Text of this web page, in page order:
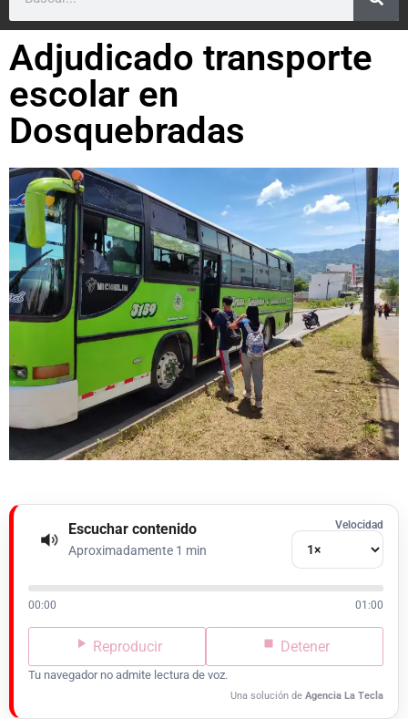
Adjudicado transporte
escolar en
Dosquebradas
Escuchar contenido
Aproximadamente 1 min
Velocidad
00:00 01:00
Reproducir Detener
Tu navegador no admite lectura de voz.
Una solución de Agencia La Tecla